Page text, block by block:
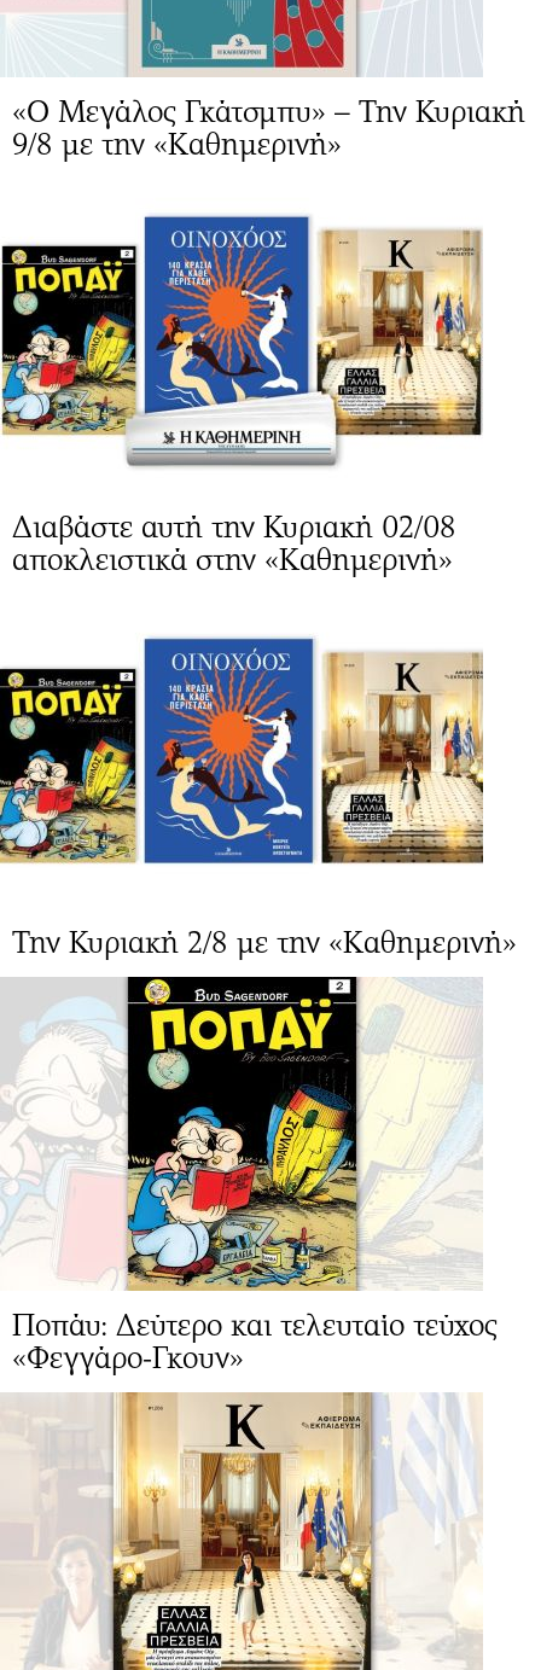
«Ο Μεγάλος Γκάτσμπυ» – Την Κυριακή
9/8 με την «Καθημερινή»
Διαβάστε αυτή την Κυριακή 02/08
αποκλειστικά στην «Καθημερινή»
Την Κυριακή 2/8 με την «Καθημερινή»
Ποπάυ: Δεύτερο και τελευταίο τεύχος
«Φεγγάρο-Γκουν»